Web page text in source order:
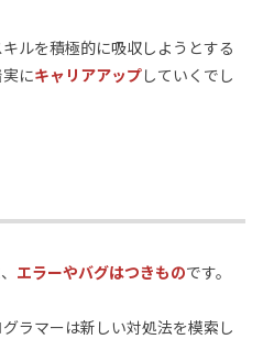
ルを積極的に吸収しようとする
にキャリアアップしていくでし
エラーやバグはつきものです。
ラマーは新しい対処法を模索し